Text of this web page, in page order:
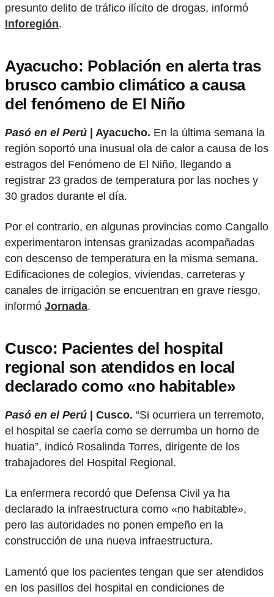
presunto delito de tráfico ilícito de drogas, informó
Inforegión.
Ayacucho: Población en alerta tras
brusco cambio climático a causa
del fenómeno de El Niño
Pasó en el Perú | Ayacucho. En la última semana la
región soportó una inusual ola de calor a causa de los
estragos del Fenómeno de El Niño, llegando a
registrar 23 grados de temperatura por las noches y
30 grados durante el día.
Por el contrario, en algunas provincias como Cangallo
experimentaron intensas granizadas acompañadas
con descenso de temperatura en la misma semana.
Edificaciones de colegios, viviendas, carreteras y
canales de irrigación se encuentran en grave riesgo,
informó Jornada.
Cusco: Pacientes del hospital
regional son atendidos en local
declarado como «no habitable»
Pasó en el Perú | Cusco. “Si ocurriera un terremoto,
el hospital se caería como se derrumba un horno de
huatia”, indicó Rosalinda Torres, dirigente de los
trabajadores del Hospital Regional.
La enfermera recordó que Defensa Civil ya ha
declarado la infraestructura como «no habitable»,
pero las autoridades no ponen empeño en la
construcción de una nueva infraestructura.
Lamentó que los pacientes tengan que ser atendidos
en los pasillos del hospital en condiciones de